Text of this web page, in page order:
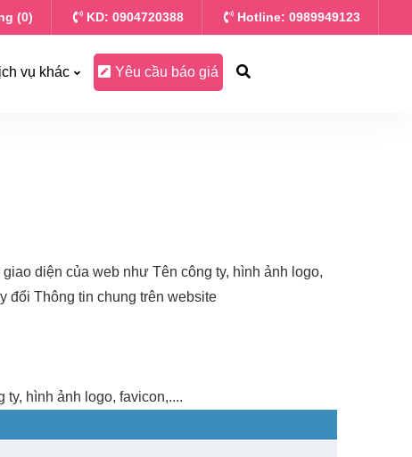
(0) KD: 0904720388 Hotline: 0989949123
vụ khác Yêu cầu báo giá
diện của web như Tên công ty, hình ảnh logo,
đổi Thông tin chung trên website
hình ảnh logo, favicon,....